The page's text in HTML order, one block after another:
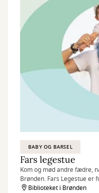
BABY OG BARSEL
Fars legestue
Kom og mød andre fædre,
Brønden. Fars Legestue
Biblioteket i Brønden